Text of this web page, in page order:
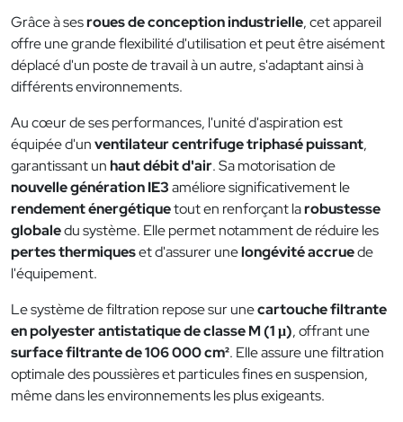
Grâce à sesroues de conception industrielle, cet appareil
offre une grande flexibilité d'utilisation et peut être aisément
déplacé d'un poste de travail à un autre, s'adaptant ainsi à
différents environnements.
Au cœur de ses performances, l'unité d'aspiration est
équipée d'unventilateur centrifuge triphasé puissant,
garantissant unhaut débit d'air. Sa motorisation de
nouvelle génération IE3améliore significativement le
rendement énergétiquetout en renforçant larobustesse
globaledu système. Elle permet notamment de réduire les
pertes thermiqueset d'assurer unelongévité accruede
l'équipement.
Le système de filtration repose sur unecartouche filtrante
en polyester antistatique de classe M (1 μ), offrant une
surface filtrante de 106 000 cm². Elle assure une filtration
optimale des poussières et particules fines en suspension,
même dans les environnements les plus exigeants.